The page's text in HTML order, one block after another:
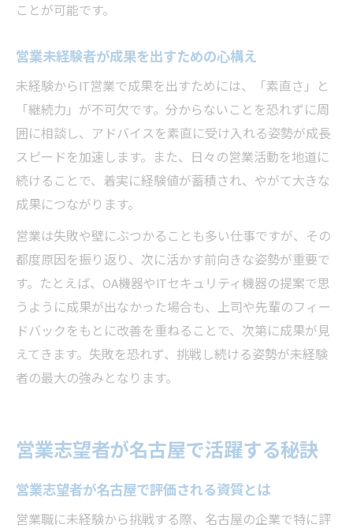
ことが可能です。
営業未経験者が成果を出すための心構え
未経験からIT営業で成果を出すためには、「素直さ」と
「継続力」が不可欠です。分からないことを恐れずに周
囲に相談し、アドバイスを素直に受け入れる姿勢が成長
スピードを加速します。また、日々の営業活動を地道に
続けることで、着実に経験値が蓄積され、やがて大きな
成果につながります。
営業は失敗や壁にぶつかることも多い仕事ですが、その
都度原因を振り返り、次に活かす前向きな姿勢が重要で
す。たとえば、OA機器やITセキュリティ機器の提案で思
うように成果が出なかった場合も、上司や先輩のフィー
ドバックをもとに改善を重ねることで、次第に成果が見
えてきます。失敗を恐れず、挑戦し続ける姿勢が未経験
者の最大の強みとなります。
営業志望者が名古屋で活躍する秘訣
営業志望者が名古屋で評価される資質とは
営業職に未経験から挑戦する際、名古屋の企業で特に評